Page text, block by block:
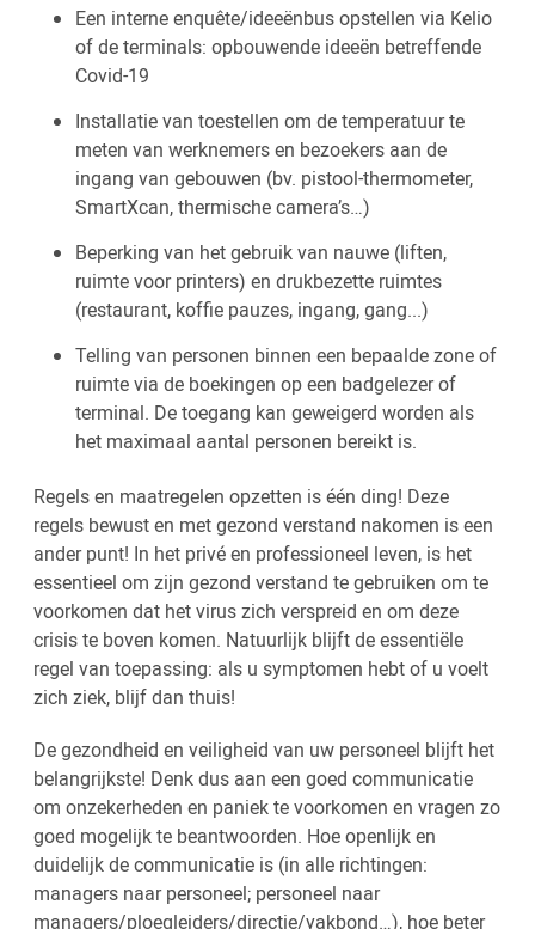
Een interne enquête/ideeënbus opstellen via Kelio
of de terminals: opbouwende ideeën betreffende
Covid-19
Installatie van toestellen om de temperatuur te
meten van werknemers en bezoekers aan de
ingang van gebouwen (bv. pistool-thermometer,
SmartXcan, thermische camera’s…)
Beperking van het gebruik van nauwe (liften,
ruimte voor printers) en drukbezette ruimtes
(restaurant, koffie pauzes, ingang, gang...)
Telling van personen binnen een bepaalde zone of
ruimte via de boekingen op een badgelezer of
terminal. De toegang kan geweigerd worden als
het maximaal aantal personen bereikt is.
Regels en maatregelen opzetten is één ding! Deze
regels bewust en met gezond verstand nakomen is een
ander punt! In het privé en professioneel leven, is het
essentieel om zijn gezond verstand te gebruiken om te
voorkomen dat het virus zich verspreid en om deze
crisis te boven komen. Natuurlijk blijft de essentiële
regel van toepassing: als u symptomen hebt of u voelt
zich ziek, blijf dan thuis!
De gezondheid en veiligheid van uw personeel blijft het
belangrijkste! Denk dus aan een goed communicatie
om onzekerheden en paniek te voorkomen en vragen zo
goed mogelijk te beantwoorden. Hoe openlijk en
duidelijk de communicatie is (in alle richtingen:
managers naar personeel; personeel naar
managers/ploegleiders/directie/vakbond…), hoe beter